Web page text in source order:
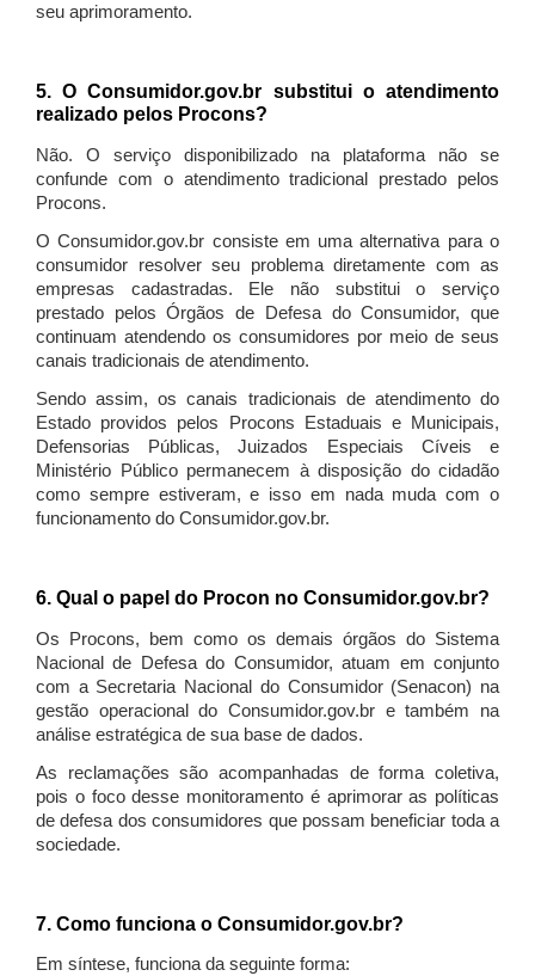
seu aprimoramento.
5. O Consumidor.gov.br substitui o atendimento
realizado pelos Procons?
Não. O serviço disponibilizado na plataforma não se
confunde com o atendimento tradicional prestado pelos
Procons.
O Consumidor.gov.br consiste em uma alternativa para o
consumidor resolver seu problema diretamente com as
empresas cadastradas. Ele não substitui o serviço
prestado pelos Órgãos de Defesa do Consumidor, que
continuam atendendo os consumidores por meio de seus
canais tradicionais de atendimento.
Sendo assim, os canais tradicionais de atendimento do
Estado providos pelos Procons Estaduais e Municipais,
Defensorias Públicas, Juizados Especiais Cíveis e
Ministério Público permanecem à disposição do cidadão
como sempre estiveram, e isso em nada muda com o
funcionamento do Consumidor.gov.br.
6. Qual o papel do Procon no Consumidor.gov.br?
Os Procons, bem como os demais órgãos do Sistema
Nacional de Defesa do Consumidor, atuam em conjunto
com a Secretaria Nacional do Consumidor (Senacon) na
gestão operacional do Consumidor.gov.br e também na
análise estratégica de sua base de dados.
As reclamações são acompanhadas de forma coletiva,
pois o foco desse monitoramento é aprimorar as políticas
de defesa dos consumidores que possam beneficiar toda a
sociedade.
7. Como funciona o Consumidor.gov.br?
Em síntese, funciona da seguinte forma: